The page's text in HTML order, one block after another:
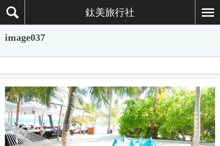
鈦美旅行社
image037